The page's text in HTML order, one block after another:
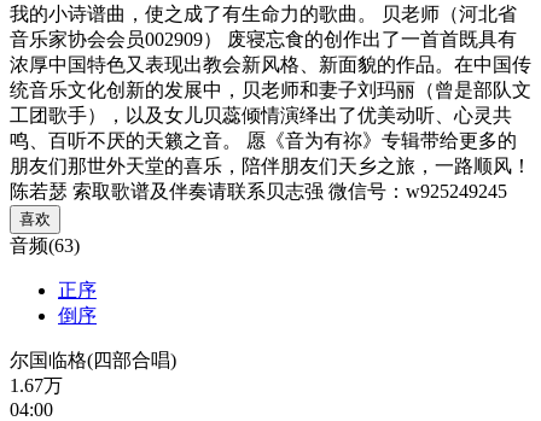
我的小诗谱曲，使之成了有生命力的歌曲。 贝老师（河北省
音乐家协会会员002909） 废寝忘食的创作出了一首首既具有
浓厚中国特色又表现出教会新风格、新面貌的作品。在中国传
统音乐文化创新的发展中，贝老师和妻子刘玛丽（曾是部队文
工团歌手），以及女儿贝蕊倾情演绎出了优美动听、心灵共
鸣、百听不厌的天籁之音。 愿《音为有祢》专辑带给更多的
朋友们那世外天堂的喜乐，陪伴朋友们天乡之旅，一路顺风！
陈若瑟 索取歌谱及伴奏请联系贝志强 微信号：w925249245
喜欢
音频(63)
正序
倒序
尔国临格(四部合唱)
1.67万
04:00